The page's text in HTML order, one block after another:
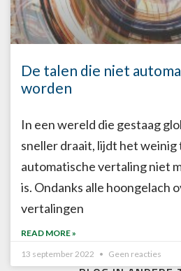
De talen die niet
worden
In een wereld die gestaag
sneller draait, lijdt het
automatische vertaling niet
is. Ondanks alle hoongelach
vertalingen
READ MORE »
13 september 2022
Geen reacties